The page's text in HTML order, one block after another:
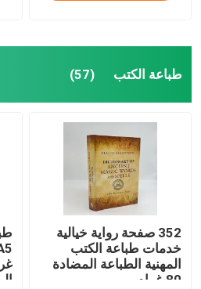
طباعة الكتب (57)
352 صفحة رواية خيالية
خدمات طباعة الكتب
المهنية الطباعة المضادة
80 غرام